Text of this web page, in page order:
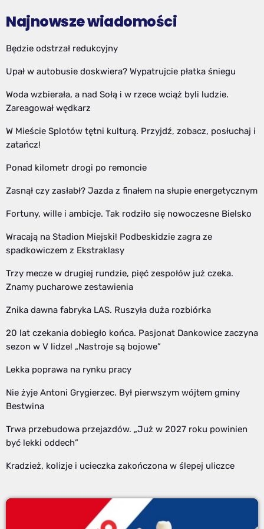
Najnowsze wiadomości
Będzie odstrzał redukcyjny
Upał w autobusie doskwiera? Wypatrujcie płatka śniegu
Woda wzbierała, a nad Sołą i w rzece wciąż byli ludzie.
Zareagował wędkarz
W Mieście Splotów tętni kulturą. Przyjdź, zobacz, posłuchaj i
zatańcz!
Ponad kilometr drogi po remoncie
Zasnął czy zasłabł? Jazda z finałem na słupie energetycznym
Fortuny, wille i ambicje. Tak rodziło się nowoczesne Bielsko
Wracają na Stadion Miejski! Podbeskidzie zagra ze
spadkowiczem z Ekstraklasy
Trzy mecze w drugiej rundzie, pięć zespołów już czeka.
Znamy pucharowe zestawienia
Znika dawna fabryka LAS. Ruszyła duża rozbiórka
20 lat czekania dobiegło końca. Pasjonat Dankowice zaczyna
sezon w V lidze! „Nastroje są bojowe”
Lekka poprawa na rynku pracy
Nie żyje Antoni Grygierzec. Był pierwszym wójtem gminy
Bestwina
Trwa przebudowa przejazdów. „Już w 2027 roku powinien
być lekki oddech”
Kradzież, kolizje i ucieczka zakończona w ślepej uliczce